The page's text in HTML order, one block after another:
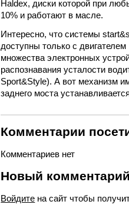
Haldex, диски которой при
10% и работают в масле.
Интересно, что системы
доступны только с
множества электронных
распознавания усталости
Sport&Style). А вот механизм
заднего моста
Комментарии
Комментариев нет
Новый
Войдите на сайт чтобы